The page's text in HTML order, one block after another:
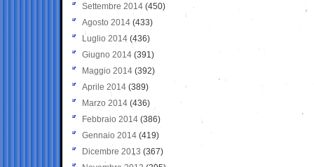
Settembre 2014 (450)
Agosto 2014 (433)
Luglio 2014 (436)
Giugno 2014 (391)
Maggio 2014 (392)
Aprile 2014 (389)
Marzo 2014 (436)
Febbraio 2014 (386)
Gennaio 2014 (419)
Dicembre 2013 (367)